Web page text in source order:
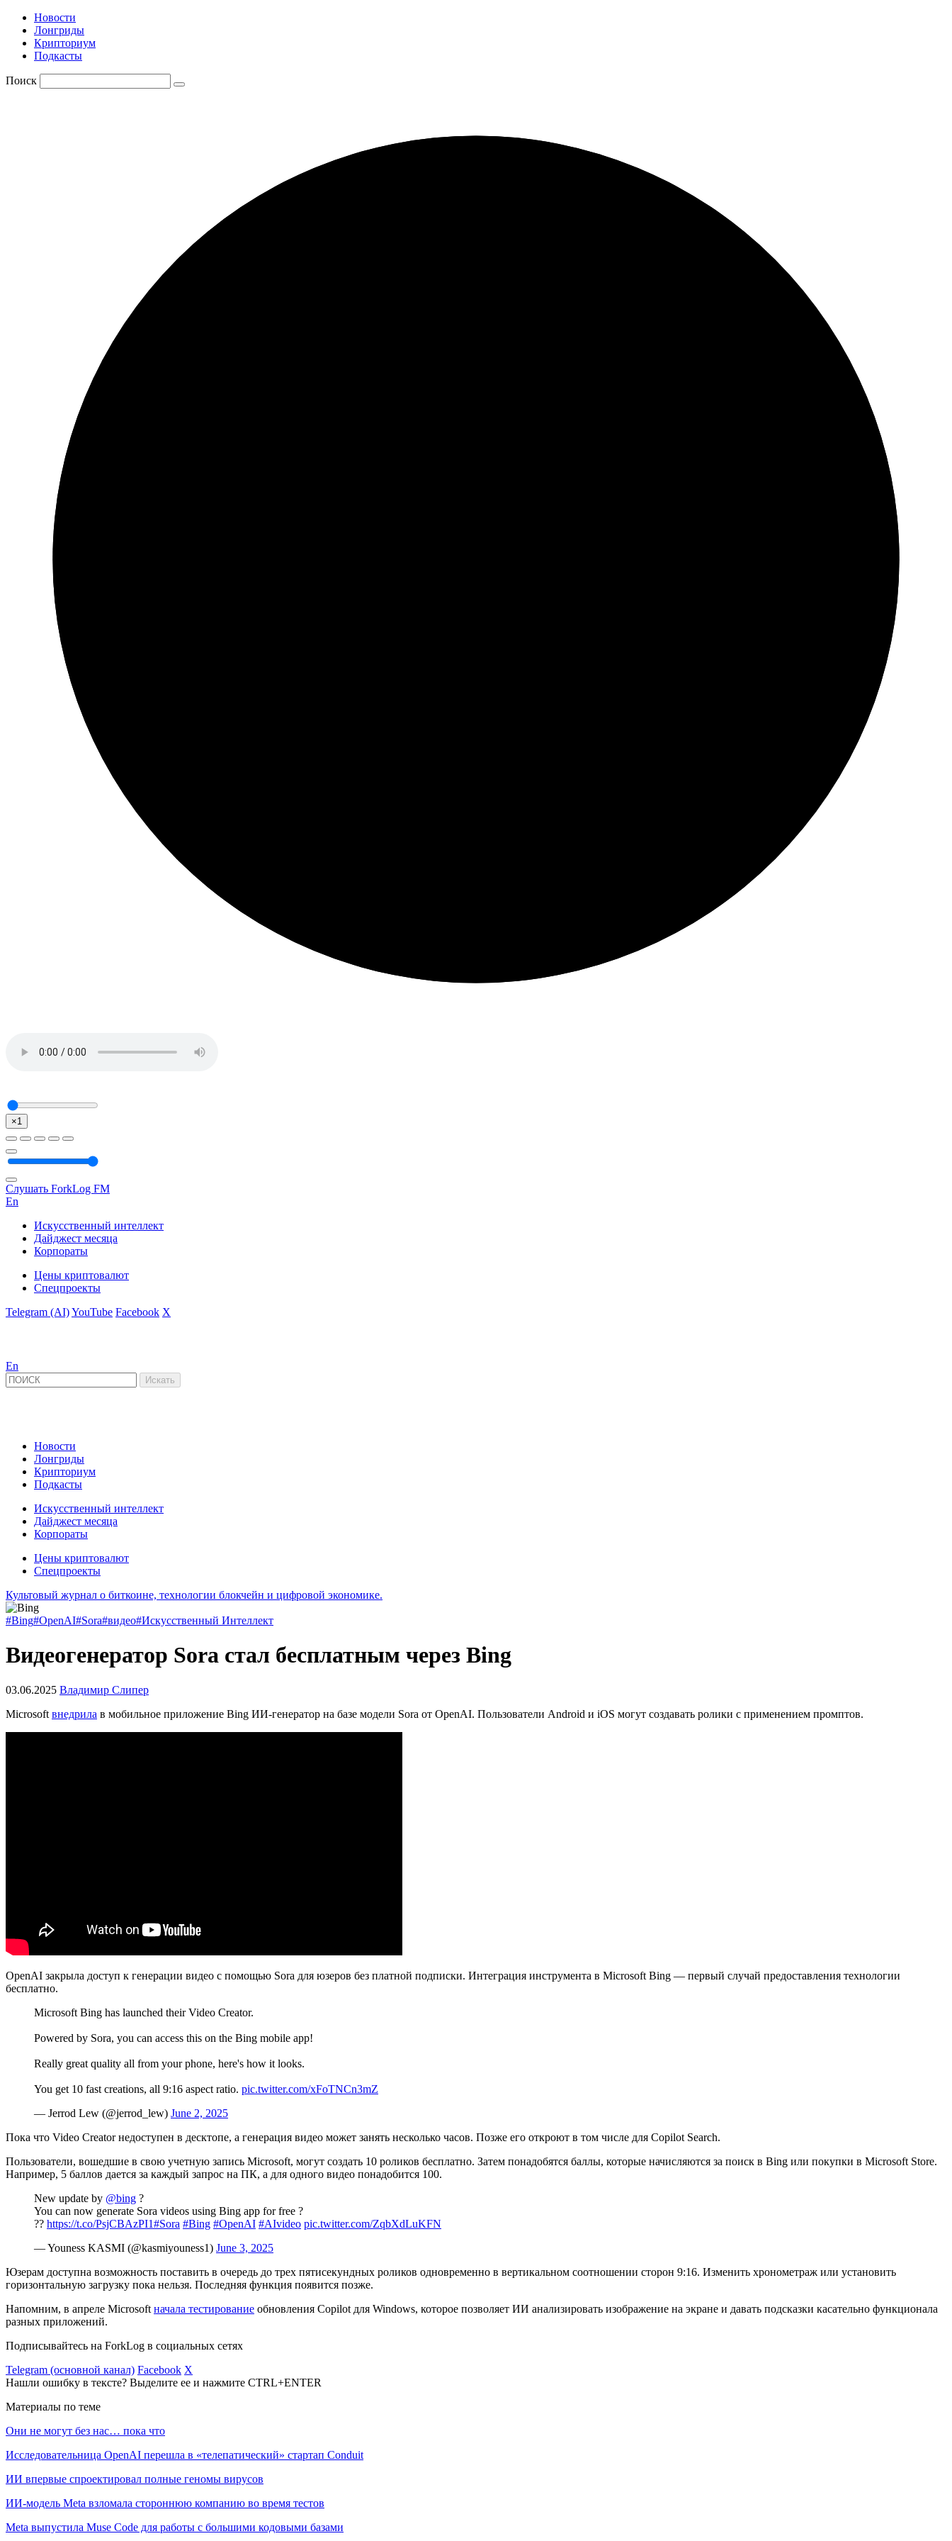
Новости
Лонгриды
Крипториум
Подкасты
Поиск
×1
Слушать ForkLog FM
En
Искусственный интеллект
Дайджест месяца
Корпораты
Цены криптовалют
Спецпроекты
Telegram (AI)YouTube Facebook X
En
Новости
Лонгриды
Крипториум
Подкасты
Искусственный интеллект
Дайджест месяца
Корпораты
Цены криптовалют
Спецпроекты
Культовый журнал о биткоине, технологии блокчейн и цифровой экономике.
#Bing#OpenAI#Sora#видео#Искусственный Интеллект
Видеогенератор Sora стал бесплатным через Bing
03.06.2025 Владимир Слипер
Microsoft внедрила в мобильное приложение Bing ИИ-генератор на базе модели Sora от OpenAI. Пользователи Android и iOS могут создавать ролики с применением промптов.
OpenAI закрыла доступ к генерации видео с помощью Sora для юзеров без платной подписки. Интеграция инструмента в Microsoft Bing — первый случай предоставления технологии
бесплатно.
Microsoft Bing has launched their Video Creator.
Powered by Sora, you can access this on the Bing mobile app!
Really great quality all from your phone, here's how it looks.
You get 10 fast creations, all 9:16 aspect ratio. pic.twitter.com/xFoTNCn3mZ
— Jerrod Lew (@jerrod_lew) June 2, 2025
Пока что Video Creator недоступен в десктопе, а генерация видео может занять несколько часов. Позже его откроют в том числе для Copilot Search.
Пользователи, вошедшие в свою учетную запись Microsoft, могут создать 10 роликов бесплатно. Затем понадобятся баллы, которые начисляются за поиск в Bing или покупки в Microsoft Store.
Например, 5 баллов дается за каждый запрос на ПК, а для одного видео понадобится 100.
New update by @bing ?
You can now generate Sora videos using Bing app for free ?
?? https://t.co/PsjCBAzPI1#Sora #Bing #OpenAI #AIvideo pic.twitter.com/ZqbXdLuKFN
— Youness KASMI (@kasmiyouness1) June 3, 2025
Юзерам доступна возможность поставить в очередь до трех пятисекундных роликов одновременно в вертикальном соотношении сторон 9:16. Изменить хронометраж или установить
горизонтальную загрузку пока нельзя. Последняя функция появится позже.
Напомним, в апреле Microsoft начала тестирование обновления Copilot для Windows, которое позволяет ИИ анализировать изображение на экране и давать подсказки касательно функционала
разных приложений.
Подписывайтесь на ForkLog в социальных сетях
Telegram (основной канал) Facebook X
Нашли ошибку в тексте? Выделите ее и нажмите CTRL+ENTER
Материалы по теме
Они не могут без нас… пока что
Исследовательница OpenAI перешла в «телепатический» стартап Conduit
ИИ впервые спроектировал полные геномы вирусов
ИИ-модель Meta взломала стороннюю компанию во время тестов
Meta выпустила Muse Code для работы с большими кодовыми базами